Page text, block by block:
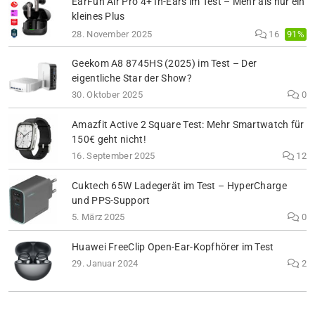
kleines Plus
28. November 2025 16 91%
Geekom A8 8745HS (2025) im Test – Der
eigentliche Star der Show?
30. Oktober 2025 0
Amazfit Active 2 Square Test: Mehr Smartwatch für
150€ geht nicht!
16. September 2025 12
Cuktech 65W Ladegerät im Test – HyperCharge
und PPS-Support
5. März 2025 0
Huawei FreeClip Open-Ear-Kopfhörer im Test
29. Januar 2024 2